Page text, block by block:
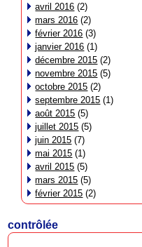
avril 2016 (2)
mars 2016 (2)
février 2016 (3)
janvier 2016 (1)
décembre 2015 (2)
novembre 2015 (5)
octobre 2015 (2)
septembre 2015 (1)
août 2015 (5)
juillet 2015 (5)
juin 2015 (7)
mai 2015 (1)
avril 2015 (5)
mars 2015 (5)
février 2015 (2)
contrôlée